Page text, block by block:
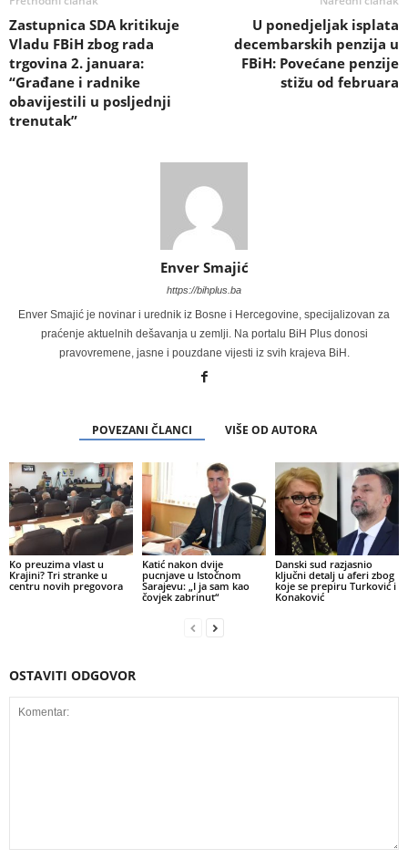
Zastupnica SDA kritikuje
Vladu FBiH zbog rada
trgovina 2. januara:
“Građane i radnike
obavijestili u posljednji
trenutak”
U ponedjeljak isplata
decembarskih penzija u
FBiH: Povećane penzije
stižu od februara
Enver Smajić
https://bihplus.ba
Enver Smajić je novinar i urednik iz Bosne i Hercegovine, specijalizovan za
praćenje aktuelnih dešavanja u zemlji. Na portalu BiH Plus donosi
pravovremene, jasne i pouzdane vijesti iz svih krajeva BiH.
POVEZANI ČLANCI VIŠE OD AUTORA
Ko preuzima vlast u
Krajini? Tri stranke u
centru novih pregovora
Katić nakon dvije
pucnjave u Istočnom
Sarajevu: „I ja sam kao
čovjek zabrinut“
Danski sud razjasnio
ključni detalj u aferi zbog
koje se prepiru Turković i
Konaković
OSTAVITI ODGOVOR